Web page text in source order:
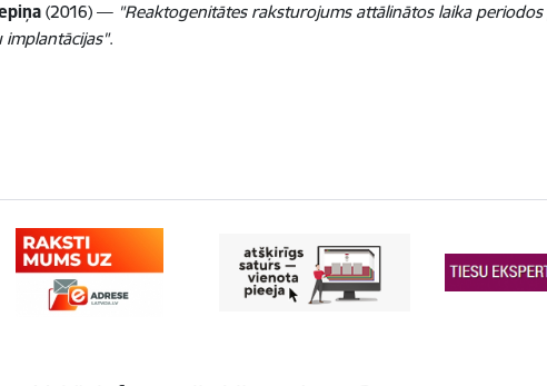
(2016) — "Reaktogenitātes raksturojums attālinātos laika
implantācijas".